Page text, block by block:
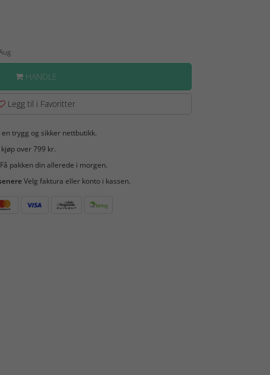
HANDLE
Legg til i Favoritter
trygg og sikker nettbutikk.
over 799 kr.
pakken din allerede i morgen.
Velg faktura eller konto i kassen.